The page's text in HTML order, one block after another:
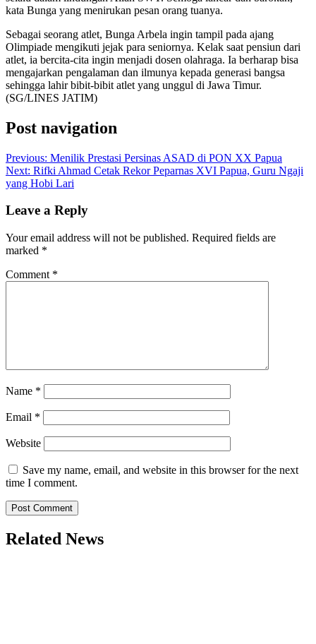
kata Bunga yang menirukan pesan orang tuanya.
Sebagai seorang atlet, Bunga Arbela ingin tampil pada ajang
Olimpiade mengikuti jejak para seniornya. Kelak saat pensiun dari
atlet, ia bercita-cita ingin menjadi dosen olahraga. Ia berharap bisa
mengajarkan pengalaman dan ilmunya kepada generasi bangsa
sehingga lahir bibit-bibit atlet yang unggul di Jawa Timur.
(SG/LINES JATIM)
Post navigation
Previous: Menilik Prestasi Persinas ASAD di PON XX Papua
Next: Rifki Ahmad Cetak Rekor Peparnas XVI Papua, Guru Ngaji
yang Hobi Lari
Leave a Reply
Your email address will not be published. Required fields are
marked *
Comment *
Name *
Email *
Website
Save my name, email, and website in this browser for the next
time I comment.
Related News